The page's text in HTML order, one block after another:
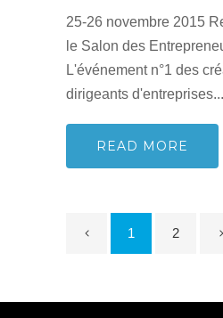
25-26 novembre 2015
le Salon des
L'événement n°1 des
dirigeants d'entreprises...
READ MORE
1 2